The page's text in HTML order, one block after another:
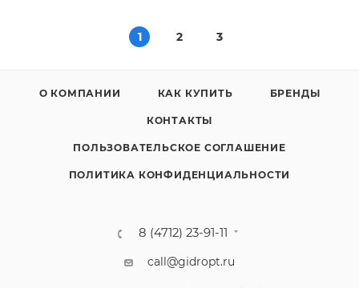
1 2 3
О КОМПАНИИ КАК КУПИТЬ БРЕНДЫ
КОНТАКТЫ
ПОЛЬЗОВАТЕЛЬСКОЕ СОГЛАШЕНИЕ
ПОЛИТИКА КОНФИДЕНЦИАЛЬНОСТИ
8 (4712) 23-91-11
call@gidropt.ru